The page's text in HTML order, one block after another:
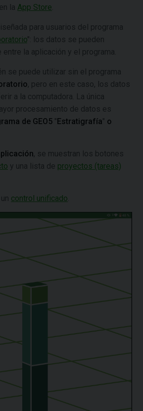
en la App Store
para usuarios del programa
": los datos se pueden
la aplicación y el programa.
se puede utilizar sin el programa
, pero en este caso, los datos
a la computadora. La única
procesamiento de datos es
de GEO5 "Estratigrafía" o
, se muestran los botones
y una lista de proyectos (tareas)
control unificado